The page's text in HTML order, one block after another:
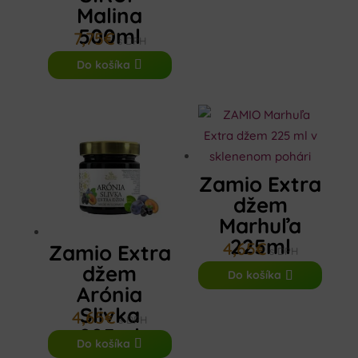
Malina
500ml
7,75€s DPH
Do košíka
Zamio Extra
džem
Arónia
Slivka
225ml
4,65€s DPH
Do košíka
Zamio Extra
džem
Marhuľa
225ml
4,65€s DPH
Do košíka